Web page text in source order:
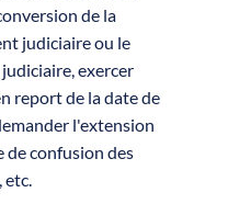
de la
judiciaire ou le
exercer
report de la date de
l'extension
de confusion des
etc.